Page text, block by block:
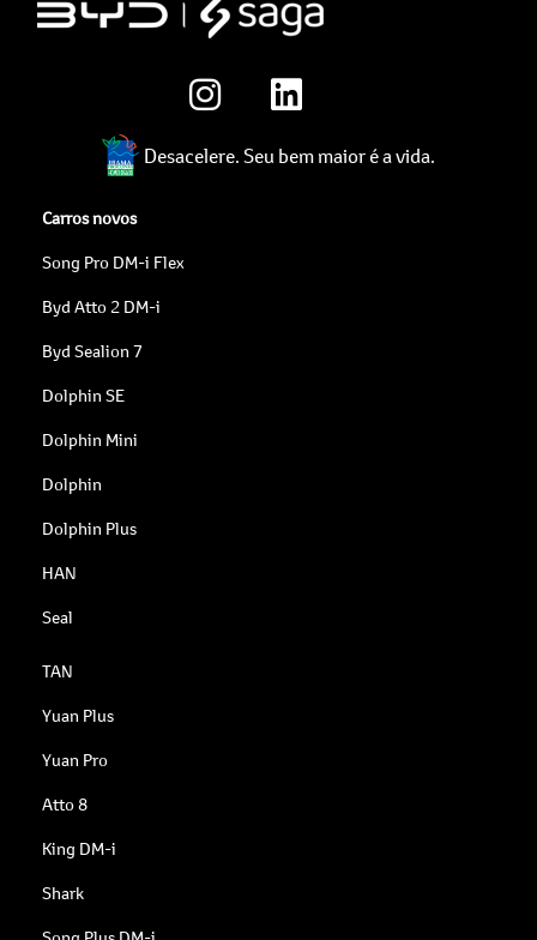
Desacelere. Seu bem maior é a vida.
Carros novos
Song Pro DM-i Flex
Byd Atto 2 DM-i
Byd Sealion 7
Dolphin SE
Dolphin Mini
Dolphin
Dolphin Plus
HAN
Seal
TAN
Yuan Plus
Yuan Pro
Atto 8
King DM-i
Shark